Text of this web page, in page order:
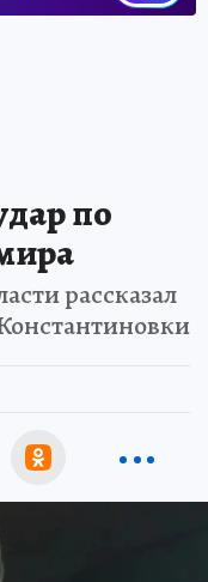
по
рассказал